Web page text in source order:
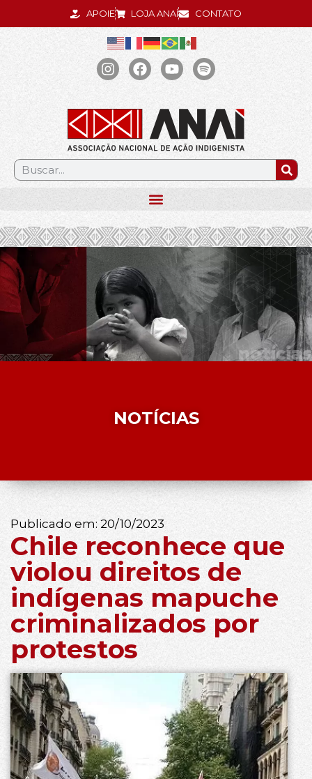
APOIE LOJA ANAÍ CONTATO
.
NOTÍCIAS
Publicado em: 20/10/2023
Chile reconhece que
violou direitos de
indígenas mapuche
criminalizados por
protestos